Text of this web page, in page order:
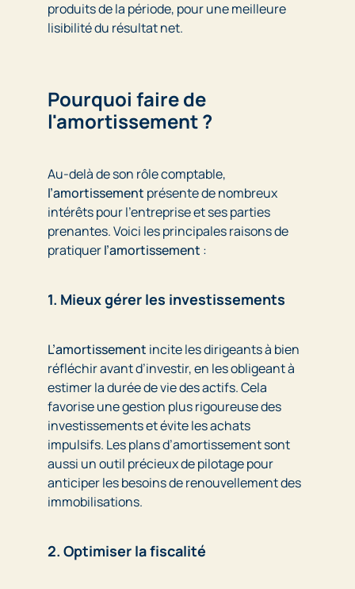
produits de la période, pour une meilleure
lisibilité du résultat net.
Pourquoi faire de
l'amortissement ?
Au-delà de son rôle comptable,
l’amortissement présente de nombreux
intérêts pour l’entreprise et ses parties
prenantes. Voici les principales raisons de
pratiquerl’amortissement :
1. Mieux gérer les investissements
L’amortissement incite les dirigeants à bien
réfléchir avant d’investir, en les obligeant à
estimer la durée de vie des actifs. Cela
favorise une gestion plus rigoureuse des
investissements et évite les achats
impulsifs. Les plans d’amortissement sont
aussi un outil précieux de pilotage pour
anticiper les besoins de renouvellement des
immobilisations.
2. Optimiser la fiscalité